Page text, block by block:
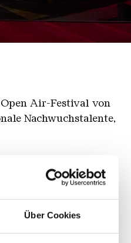
Über Cookies
Air-Festival von
Nachwuchstalente,